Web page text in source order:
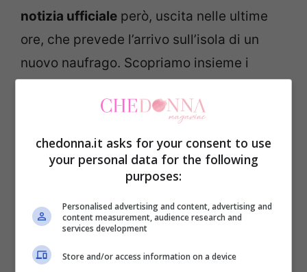
notizia ufficiale però, uscita nelle ultime
ore, che prevede l’arrivo sull’isola di un
nuovo naufrago. Scopriamo insieme i
Mancano solamente due puntate alla finale
favoriti troviamo il noto conduttore
Mazzoli, seguito dall’ex rugbista Andrea Lo
chedonna.it asks for your consent to use
your personal data for the following
purposes:
Personalised advertising and content, advertising and
content measurement, audience research and
services development
Store and/or access information on a device